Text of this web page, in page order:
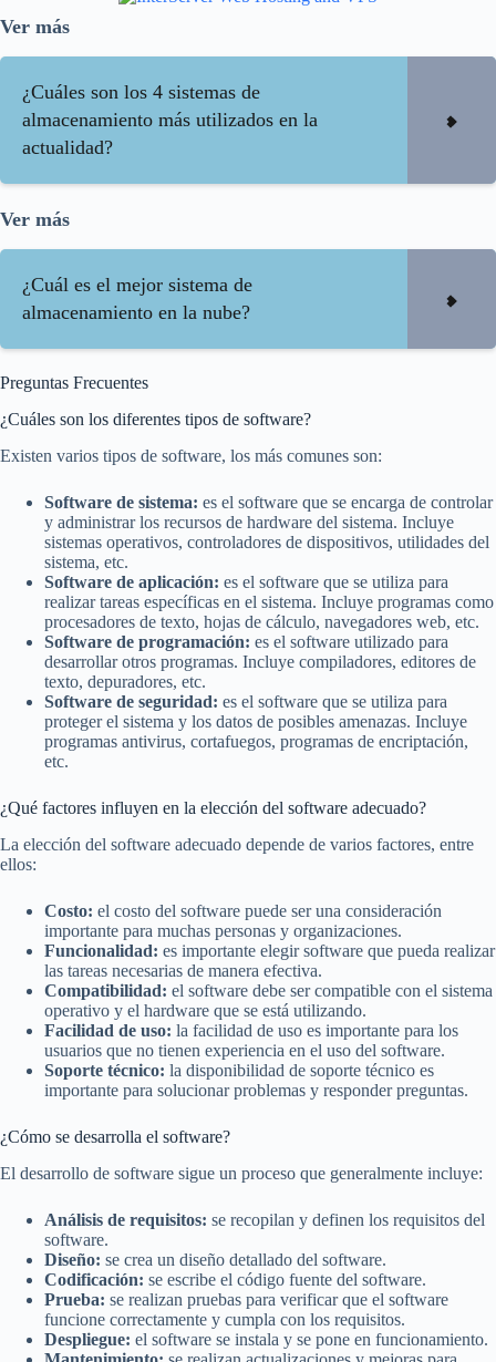
Ver más
¿Cuáles son los 4 sistemas de
almacenamiento más utilizados en la
actualidad?
Ver más
¿Cuál es el mejor sistema de
almacenamiento en la nube?
Preguntas Frecuentes
¿Cuáles son los diferentes tipos de software?
Existen varios tipos de software, los más comunes son:
Software de sistema: es el software que se encarga de controlar
y administrar los recursos de hardware del sistema. Incluye
sistemas operativos, controladores de dispositivos, utilidades del
sistema, etc.
Software de aplicación: es el software que se utiliza para
realizar tareas específicas en el sistema. Incluye programas como
procesadores de texto, hojas de cálculo, navegadores web, etc.
Software de programación: es el software utilizado para
desarrollar otros programas. Incluye compiladores, editores de
texto, depuradores, etc.
Software de seguridad: es el software que se utiliza para
proteger el sistema y los datos de posibles amenazas. Incluye
programas antivirus, cortafuegos, programas de encriptación,
etc.
¿Qué factores influyen en la elección del software adecuado?
La elección del software adecuado depende de varios factores, entre
ellos:
Costo: el costo del software puede ser una consideración
importante para muchas personas y organizaciones.
Funcionalidad: es importante elegir software que pueda realizar
las tareas necesarias de manera efectiva.
Compatibilidad: el software debe ser compatible con el sistema
operativo y el hardware que se está utilizando.
Facilidad de uso: la facilidad de uso es importante para los
usuarios que no tienen experiencia en el uso del software.
Soporte técnico: la disponibilidad de soporte técnico es
importante para solucionar problemas y responder preguntas.
¿Cómo se desarrolla el software?
El desarrollo de software sigue un proceso que generalmente incluye:
Análisis de requisitos: se recopilan y definen los requisitos del
software.
Diseño: se crea un diseño detallado del software.
Codificación: se escribe el código fuente del software.
Prueba: se realizan pruebas para verificar que el software
funcione correctamente y cumpla con los requisitos.
Despliegue: el software se instala y se pone en funcionamiento.